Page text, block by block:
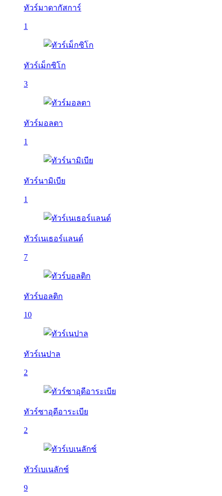
ทัวร์มาดากัสการ์
1
ทัวร์เม็กซิโก
3
ทัวร์มอลตา
1
ทัวร์นามิเบีย
1
ทัวร์เนเธอร์แลนด์
7
ทัวร์บอลติก
10
ทัวร์เนปาล
2
ทัวร์ซาอุดีอาระเบีย
2
ทัวร์เบเนลักซ์
9